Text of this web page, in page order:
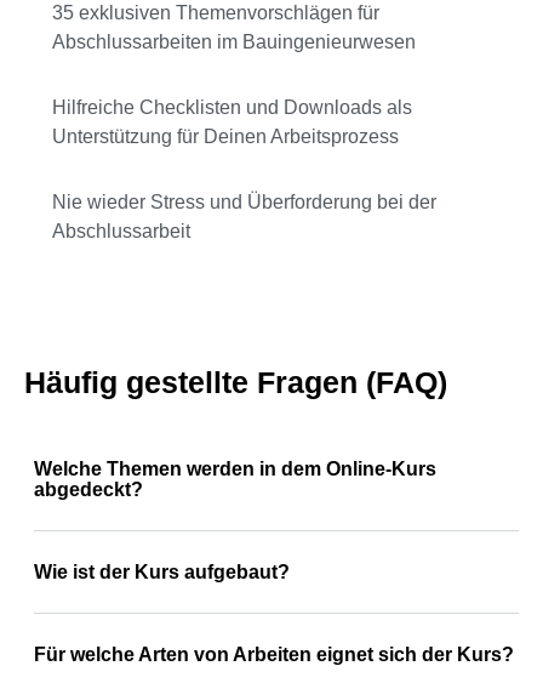
35 exklusiven Themenvorschlägen für
Abschlussarbeiten im Bauingenieurwesen
Hilfreiche Checklisten und Downloads als
Unterstützung für Deinen Arbeitsprozess
Nie wieder Stress und Überforderung bei der
Abschlussarbeit
Häufig gestellte Fragen (FAQ)
Welche Themen werden in dem Online-Kurs
abgedeckt?
Wie ist der Kurs aufgebaut?
Für welche Arten von Arbeiten eignet sich der Kurs?